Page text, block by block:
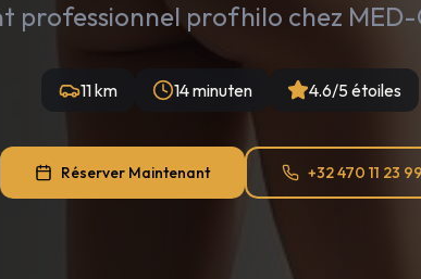
professionnel profhilo chez MED-
11 km 14 minuten 4.6/5 étoiles
Réserver Maintenant +32 470 11 23 99